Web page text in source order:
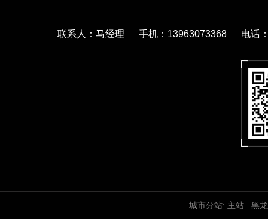
联系人：马经理 手机：13963073368 电话
城市分站: 主站 黑